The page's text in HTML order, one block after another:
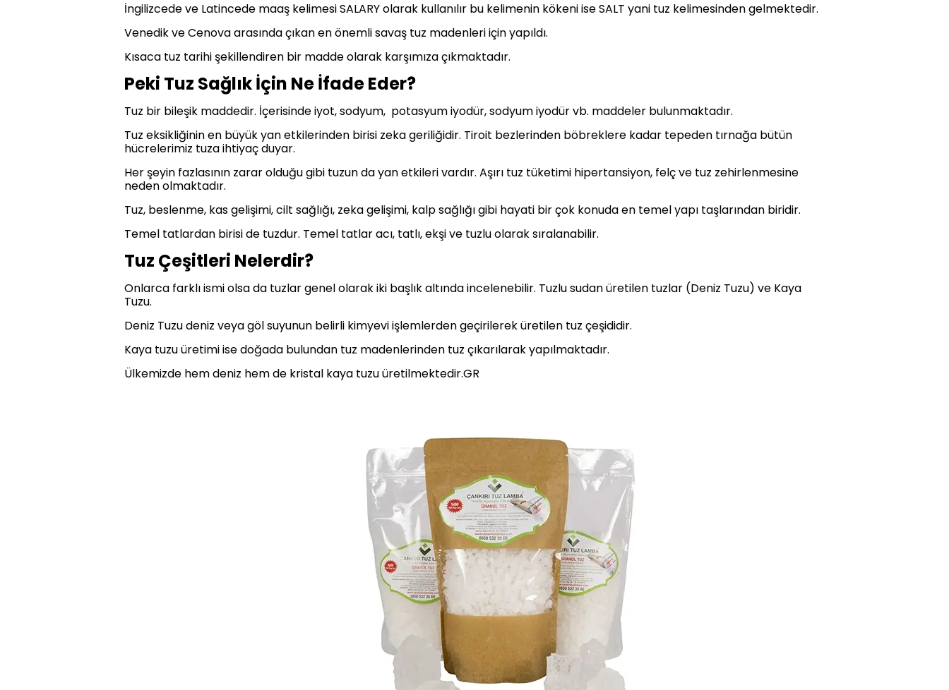
İngilizcede ve Latincede maaş kelimesi SALARY olarak kullanılır bu kelimenin kökeni ise SALT yani tuz kelimesinden gelmektedir.
Venedik ve Cenova arasında çıkan en önemli savaş tuz madenleri için yapıldı.
Kısaca tuz tarihi şekillendiren bir madde olarak karşımıza çıkmaktadır.
Peki Tuz Sağlık İçin Ne İfade Eder?
Tuz bir bileşik maddedir. İçerisinde iyot, sodyum, potasyum iyodür, sodyum iyodür vb. maddeler bulunmaktadır.
Tuz eksikliğinin en büyük yan etkilerinden birisi zeka geriliğidir. Tiroit bezlerinden böbreklere kadar tepeden tırnağa bütün
hücrelerimiz tuza ihtiyaç duyar.
Her şeyin fazlasının zarar olduğu gibi tuzun da yan etkileri vardır. Aşırı tuz tüketimi hipertansiyon, felç ve tuz zehirlenmesine
neden olmaktadır.
Tuz, beslenme, kas gelişimi, cilt sağlığı, zeka gelişimi, kalp sağlığı gibi hayati bir çok konuda en temel yapı taşlarından biridir.
Temel tatlardan birisi de tuzdur. Temel tatlar acı, tatlı, ekşi ve tuzlu olarak sıralanabilir.
Tuz Çeşitleri Nelerdir?
Onlarca farklı ismi olsa da tuzlar genel olarak iki başlık altında incelenebilir. Tuzlu sudan üretilen tuzlar (Deniz Tuzu) ve Kaya
Tuzu.
Deniz Tuzu deniz veya göl suyunun belirli kimyevi işlemlerden geçirilerek üretilen tuz çeşididir.
Kaya tuzu üretimi ise doğada bulundan tuz madenlerinden tuz çıkarılarak yapılmaktadır.
Ülkemizde hem deniz hem de kristal kaya tuzu üretilmektedir.GR